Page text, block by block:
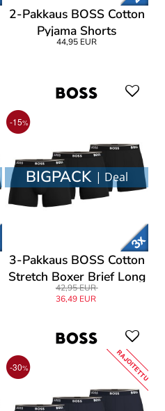
2-Pakkaus BOSS Cotton
Pyjama Shorts
44,95 EUR
-15%
BIGPACK | Deal
3-Pakkaus BOSS Cotton
Stretch Boxer Brief Long
42,95 EUR
36,49 EUR
-30% RAJOITETTU